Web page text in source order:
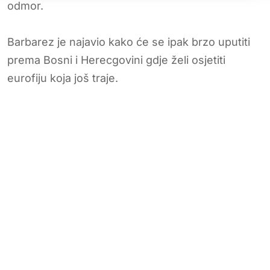
odmor.
Barbarez je najavio kako će se ipak brzo uputiti
prema Bosni i Herecgovini gdje želi osjetiti
eurofiju koja još traje.